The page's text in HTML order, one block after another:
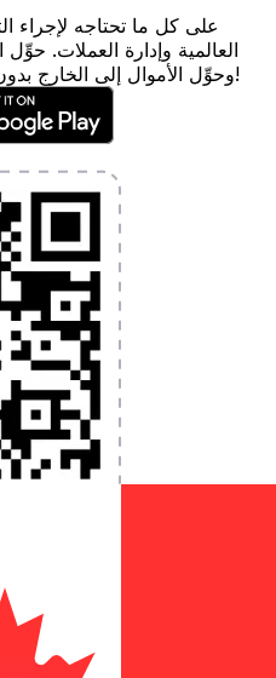
العالمية وإدارة العملات.
وحوِّل الأموال إلى الخارج بدون رسوم خفية. قم بالتحميل اليوم!